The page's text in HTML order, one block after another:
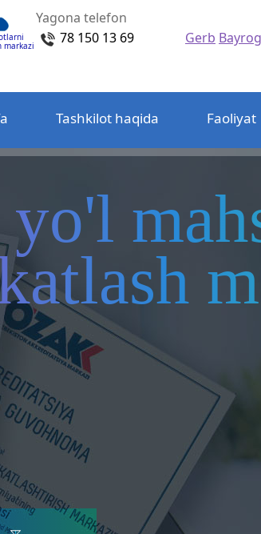
markazi
Yagona telefon
78 150 13 69
Gerb
Tashkilot haqida Faoliyat